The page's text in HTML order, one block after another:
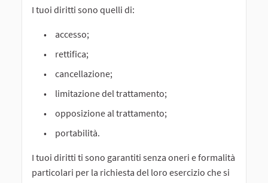
I tuoi diritti sono quelli di:
accesso;
rettifica;
cancellazione;
limitazione del trattamento;
opposizione al trattamento;
portabilità.
I tuoi diritti ti sono garantiti senza oneri e formalità
particolari per la richiesta del loro esercizio che si